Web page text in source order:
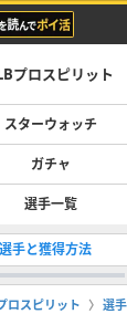
プロスピリット
スターウォッチ
ガチャ
選手一覧
手と獲得方法
ロスピリット 選手